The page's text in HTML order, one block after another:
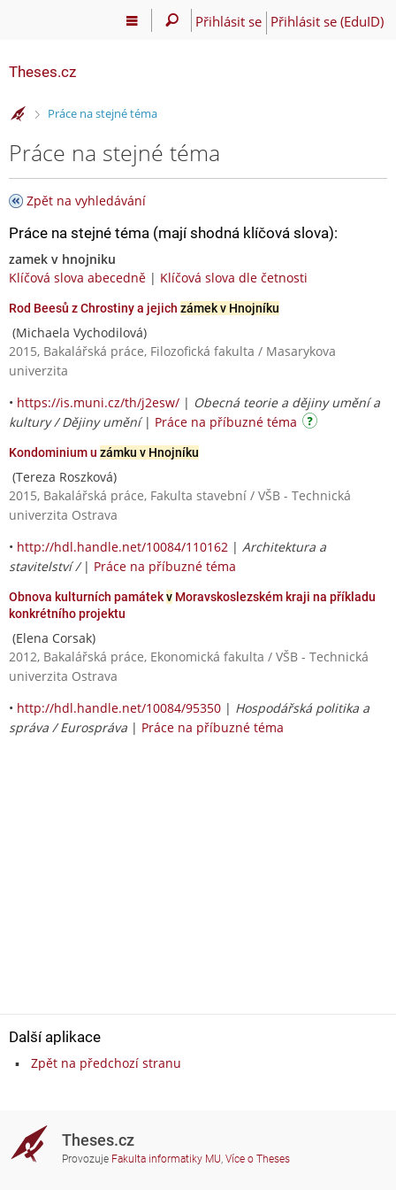
Přihlásit se Přihlásit se (EduID)
Theses.cz
>Práce na stejné téma
Práce na stejné téma
Zpět na vyhledávání
Práce na stejné téma (mají shodná klíčová slova):
zamek v hnojniku
Klíčová slova abecedně | Klíčová slova dle četnosti
Rod Beesů z Chrostiny a jejich zámek v Hnojníku
(Michaela Vychodilová)
2015, Bakalářská práce, Filozofická fakulta / Masarykova
univerzita
• https://is.muni.cz/th/j2esw/ | Obecná teorie a dějiny umění a
kultury / Dějiny umění| Práce na příbuzné téma
Kondominium u zámku v Hnojníku
(Tereza Roszková)
2015, Bakalářská práce, Fakulta stavební / VŠB - Technická
univerzita Ostrava
• http://hdl.handle.net/10084/110162 | Architektura a
stavitelství / | Práce na příbuzné téma
Obnova kulturních památekv Moravskoslezském kraji na příkladu
konkrétního projektu
(Elena Corsak)
2012, Bakalářská práce, Ekonomická fakulta / VŠB - Technická
univerzita Ostrava
• http://hdl.handle.net/10084/95350 | Hospodářská politika a
správa / Eurospráva | Práce na příbuzné téma
Další aplikace
Zpět na předchozí stranu
Theses.cz
Provozuje Fakulta informatiky MU, Více o Theses